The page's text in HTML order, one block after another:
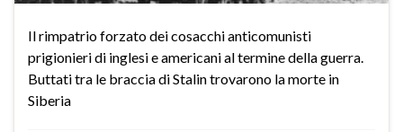
Il rimpatrio forzato dei cosacchi anticomunisti
prigionieri di inglesi e americani al termine della guerra.
Buttati tra le braccia di Stalin trovarono la morte in
Siberia